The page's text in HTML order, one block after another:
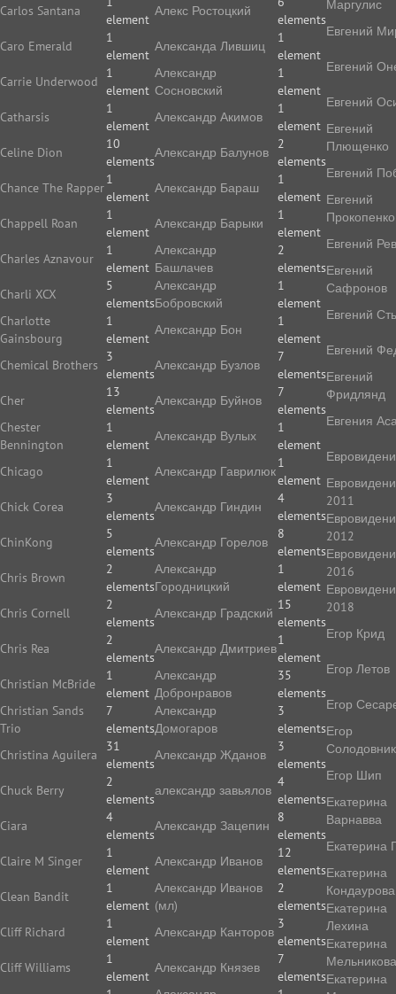
Carlos Santana
element
Caro Emerald
1
element
Carrie Underwood
1
element
Catharsis
1
element
Celine Dion
10
elements
Chance The Rapper
1
element
Chappell Roan
1
element
Charles Aznavour
1
element
Charli XCX
5
elements
Charlotte
Gainsbourg
1
element
Chemical Brothers
3
elements
Cher
13
elements
Chester
Bennington
1
element
Chicago
1
element
Chick Corea
3
elements
ChinKong
5
elements
Chris Brown
2
elements
Chris Cornell
2
elements
Chris Rea
2
elements
Christian McBride
1
element
Christian Sands
Trio
7
elements
Christina Aguilera
31
elements
Chuck Berry
2
elements
Ciara
4
elements
Claire M Singer
1
element
Clean Bandit
1
element
Cliff Richard
1
element
Cliff Williams
1
element
Алекс Ростоцкий
elements
Александа Лившиц
1
element
Александр
Сосновский
1
element
Александр Акимов
1
element
Александр Балунов
2
elements
Александр Бараш
1
element
Александр Барыки
1
element
Александр
Башлачев
2
elements
Александр
Бобровский
1
element
Александр Бон
1
element
Александр Бузлов
7
elements
Александр Буйнов
7
elements
Александр Вулых
1
element
Александр Гаврилюк
1
element
Александр Гиндин
4
elements
Александр Горелов
8
elements
Александр
Городницкий
1
element
Александр Градский
15
elements
Александр Дмитриев
1
element
Александр
Добронравов
35
elements
Александр
Домогаров
3
elements
Александр Жданов
3
elements
александр завьялов
4
elements
Александр Зацепин
8
elements
Александр Иванов
12
elements
Александр Иванов
(мл)
2
elements
Александр Канторов
3
elements
Александр Князев
7
elements
Маргулис
Евгений
Евгений
Евгений
Евгений
Плющенко
Евгений
Евгений
Прокопенко
Евгений
Евгений
Сафронов
Евгений
Евгений
Евгений
Фридлянд
Евгения
2011
2012
2016
2018
Егор Крид
Егор Летов
Егор
Егор
Егор Шип
Екатерина
Варнавва
Екатерина
Екатерина
Кондаурова
Екатерина
Лехина
Екатерина
Мельникова
Екатерина